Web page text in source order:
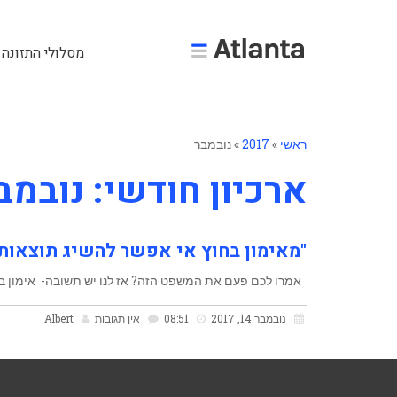
מסלולי
ראשי »
2017
»נובמבר
ארכיון חודשי: נובמבר
"מאימון בחוץ אי אפשר להשיג
אמרו לכם פעם את המשפט הזה? אז לנו יש תשובה- אימון
נובמבר 14, 2017 אין תגובות Albert